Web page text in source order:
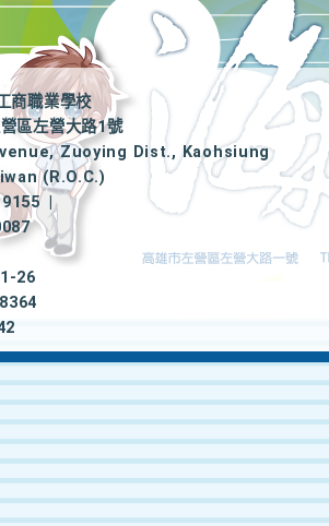
商職業學校
區左營大路1號
Zuoying Dist., Kaohsiung
(R.O.C.)
|
26